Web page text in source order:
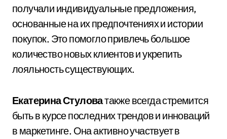
получали индивидуальные предложения,
основанные на их предпочтениях и истории
покупок. Это помогло привлечь большое
количество новых клиентов и укрепить
лояльность существующих.
Екатерина Стуловатакже всегда стремится
быть в курсе последних трендов и инноваций
в маркетинге. Она активно участвует в